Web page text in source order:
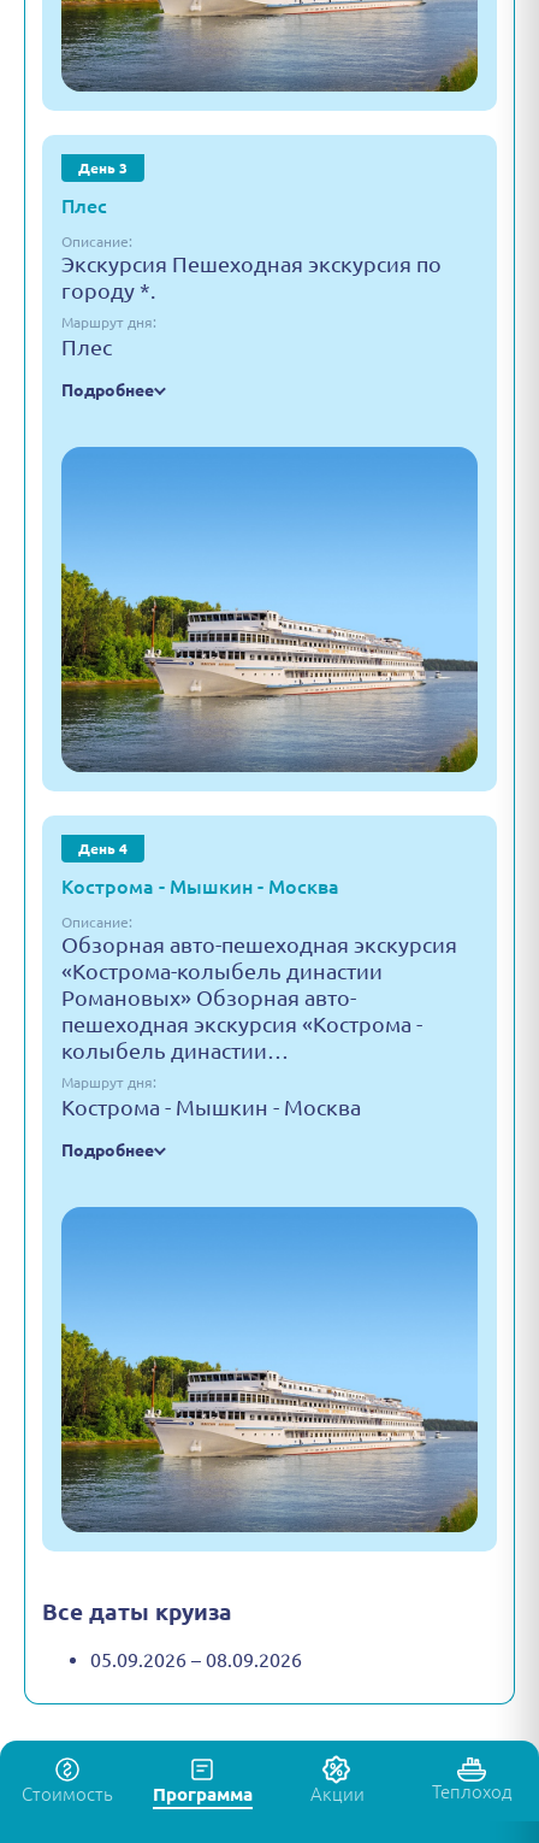
День 3
Плес
Описание:
Экскурсия Пешеходная экскурсия по
городу *.
Маршрут дня:
Плес
Подробнее
День 4
Кострома - Мышкин - Москва
Описание:
Обзорная авто-пешеходная экскурсия
«Кострома-колыбель династии
Романовых» Обзорная авто-
пешеходная экскурсия «Кострома -
колыбель династии…
Маршрут дня:
Кострома - Мышкин - Москва
Подробнее
Все даты круиза
05.09.2026 – 08.09.2026
Стоимость Программа Акции Теплоход